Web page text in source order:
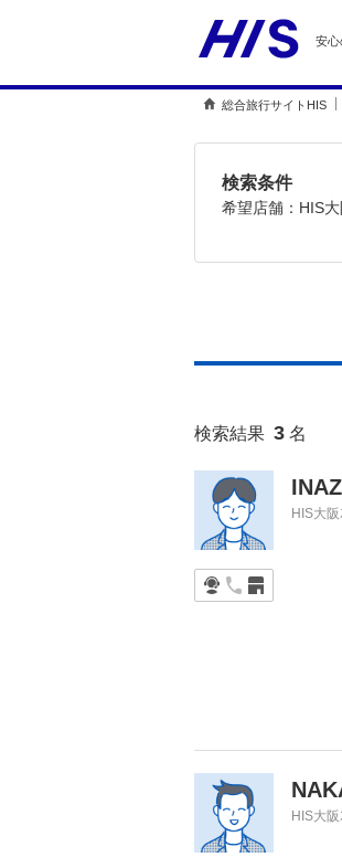
安心
総合旅行サイトHIS
検索条件
希望店舗： HIS
検索結果 3 名
HIS大
HIS大